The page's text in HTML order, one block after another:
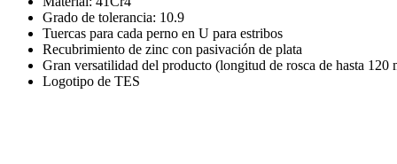
Grado de tolerancia: 10.9
Tuercas para cada perno en U para estribos
Recubrimiento de zinc con pasivación de plata
Gran versatilidad del producto (longitud de rosca de hasta 120
Logotipo de TES